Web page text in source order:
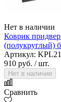
Нет в наличии
Коврик
(полукруглый)
Артикул:
910 руб. / шт.
Нет в наличии
Сравнить